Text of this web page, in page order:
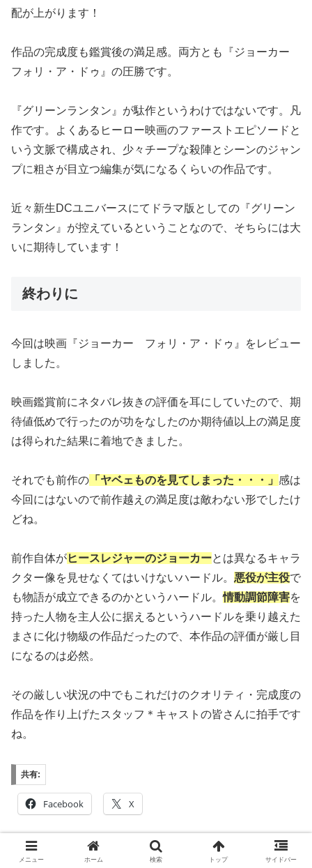
配が上がります！
作品の完成度も鑑賞後の満足感。両方とも『ジョーカー
フォリ・ア・ドゥ』の圧勝です。
『グリーンランタン』が駄作というわけではないです。凡
作です。よくあるヒーロー映画のファーストエピソードと
いう文脈で構成され、少々チープな殺陣とシーンのジャン
プに粗さが目立つ編集が気になるくらいの作品です。
近々新生DCユニバースにてドラマ版としての『グリーン
ランタン』が控えているということなので、そちらには大
いに期待しています！
終わりに
今回は映画『ジョーカー フォリ・ア・ドゥ』をレビュー
しました。
映画鑑賞前にネタバレ抜きの評価を耳にしていたので、期
待値低めで行ったのが功をなしたのか期待値以上の満足度
は得られた結果に着地できました。
それでも前作の 「ヤベェものを見てしまった・・・」 感は
今回にはないので前作越えの満足度は敵わない形でしたけ
どね。
前作自体がヒースレジャーのジョーカーとは異なるキャラ
クター像を見せなくてはいけないハードル。 悪役が主役で
も物語が成立できるのかというハードル。情動調節障害を
持った人物を主人公に据えるというハードルを乗り越えた
まさに化け物級の作品だったので、本作品の評価が厳し目
になるのは必然。
その厳しい状況の中でもこれだけのクオリティ・完成度の
作品を作り上げたスタッフ＊キャストの皆さんに拍手です
ね。
共有:
Facebook X
関連
メニュー ホーム 検索 トップ サイドバー